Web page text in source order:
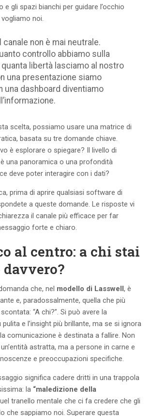
gli spazi bianchi per guidare l’occhio
noi.
canale non è mai neutrale.
controllo abbiamo sulla
quanta libertà lasciamo al nostro
una presentazione siamo
una dashboard diventiamo
scelta, possiamo usare una matrice di
basata su tre domande chiave.
è esplorare o spiegare? Il livello di
una panoramica o una profondità
deve poter interagire con i dati?
prima di aprire qualsiasi software di
a queste domande. Le risposte vi
il canale più efficace per far
forte e chiaro.
al centro: a chi stai
che, nel modello di Lasswell, è
e, paradossalmente, quella che più
“A chi?”. Si può avere la
e l’insight più brillante, ma se si ignora
comunicazione è destinata a fallire. Non
astratta, ma a persone in carne e
e preoccupazioni specifiche.
significa cadere dritti in una trappola
la “maledizione della
tranello mentale che ci fa credere che gli
che sappiamo noi. Superare questa